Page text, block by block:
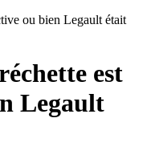
est
Legault